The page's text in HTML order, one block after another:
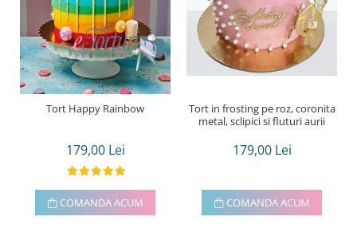
Tort Happy Rainbow
179,00 Lei
COMANDA ACUM
Tort in frosting pe roz, coronita
metal, sclipici si fluturi aurii
179,00 Lei
COMANDA ACUM